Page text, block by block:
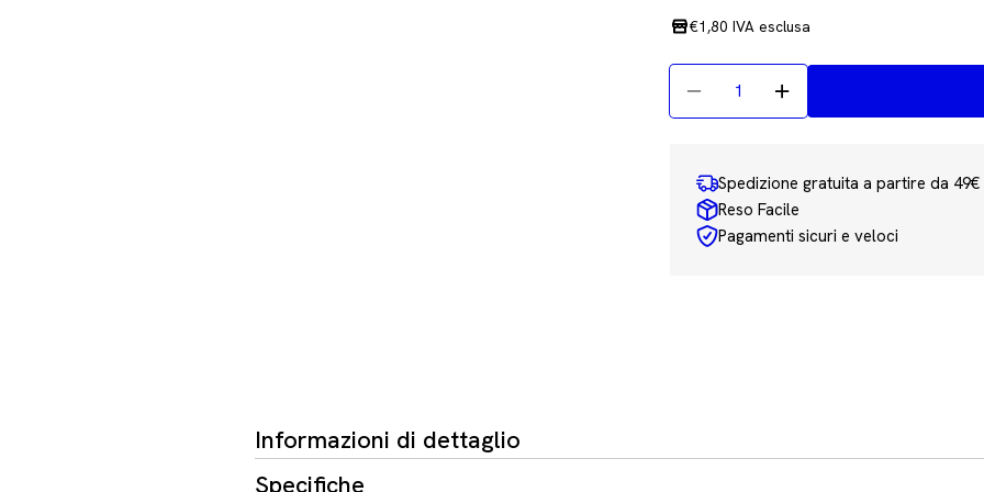
normale
€1,80 IVA esclusa
Diminuisci La Quantità Per
Aumenta La Quantità
Spedizione gratuita a partire da 49€
Reso Facile
Pagamenti sicuri e veloci
Informazioni di dettaglio
Specifiche